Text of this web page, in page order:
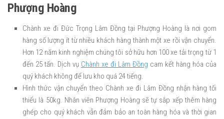
Phượng Hoàng
Chành xe đi Đức Trọng Lâm Đồng tại Phượng Hoàng là nơi gom
hàng số lượng ít từ nhiều khách hàng thành một xe rồi vận chuyển.
Hơn 12 năm kinh nghiệm chúng tôi sở hữu hơn 100 xe tải trọng từ 1
đến 25 tấn. Dịch vụ Chành xe đi Lâm Đồng cam kết hàng hóa của
quý khách không để lưu kho quá 24 tiếng.
Hình thức vận chuyển theo Chành xe đi Lâm Đồng nhận hàng tối
thiểu là 50kg. Nhân viên Phượng Hoàng sẽ tự sắp xếp thêm hàng
ghép cho quý khách vẫn đảm bảo an toàn hàng hóa và thời gian